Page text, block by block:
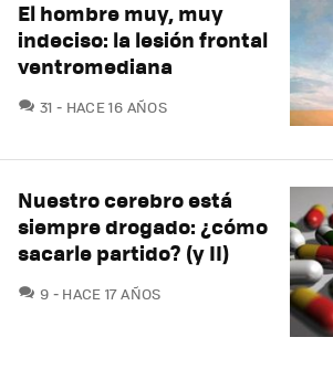
El hombre muy, muy
indeciso: la lesión frontal
ventromediana
31 COMENTARIOS
HACE 16 AÑOS
Nuestro cerebro está
siempre drogado: ¿cómo
sacarle partido? (y II)
9 COMENTARIOS
HACE 17 AÑOS